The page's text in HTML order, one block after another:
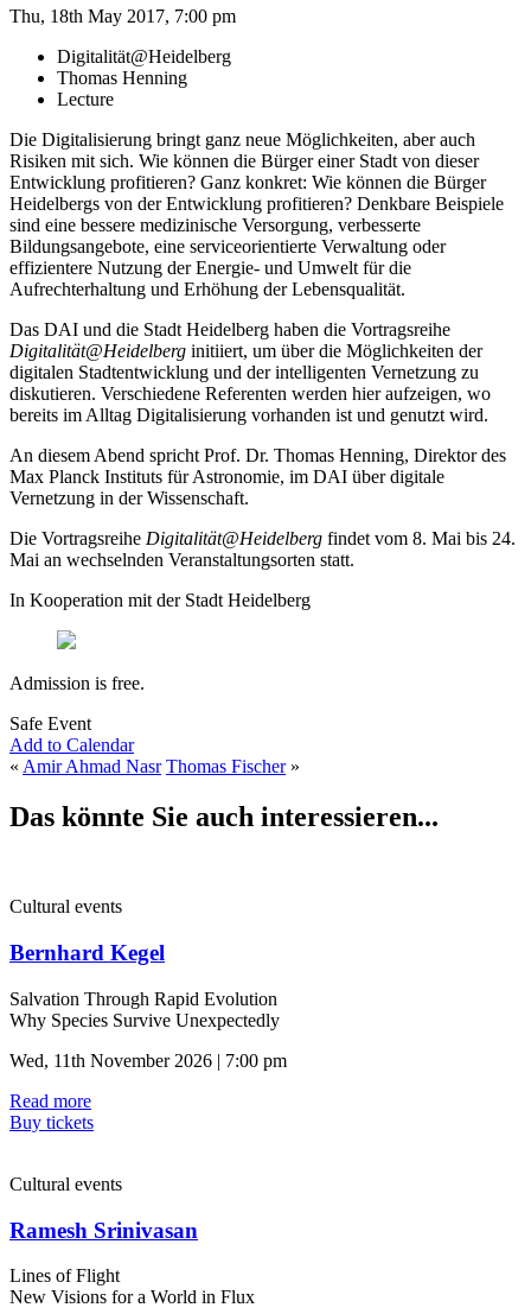
Thu, 18th May 2017, 7:00 pm
Digitalität@Heidelberg
Thomas Henning
Lecture
Die Digitalisierung bringt ganz neue Möglichkeiten, aber auch
Risiken mit sich. Wie können die Bürger einer Stadt von dieser
Entwicklung profitieren? Ganz konkret: Wie können die Bürger
Heidelbergs von der Entwicklung profitieren? Denkbare Beispiele
sind eine bessere medizinische Versorgung, verbesserte
Bildungsangebote, eine serviceorientierte Verwaltung oder
effizientere Nutzung der Energie- und Umwelt für die
Aufrechterhaltung und Erhöhung der Lebensqualität.
Das DAI und die Stadt Heidelberg haben die Vortragsreihe
Digitalität@Heidelberg initiiert, um über die Möglichkeiten der
digitalen Stadtentwicklung und der intelligenten Vernetzung zu
diskutieren. Verschiedene Referenten werden hier aufzeigen, wo
bereits im Alltag Digitalisierung vorhanden ist und genutzt wird.
An diesem Abend spricht Prof. Dr. Thomas Henning, Direktor des
Max Planck Instituts für Astronomie, im DAI über digitale
Vernetzung in der Wissenschaft.
Die Vortragsreihe Digitalität@Heidelberg findet vom 8. Mai bis 24.
Mai an wechselnden Veranstaltungsorten statt.
In Kooperation mit der Stadt Heidelberg
Admission is free.
Safe Event
Add to Calendar
« Amir Ahmad Nasr Thomas Fischer»
Das könnte Sie auch interessieren...
Cultural events
Bernhard Kegel
Salvation Through Rapid Evolution
Why Species Survive Unexpectedly
Wed, 11th November 2026 | 7:00 pm
Read more
Buy tickets
Cultural events
Ramesh Srinivasan
Lines of Flight
New Visions for a World in Flux